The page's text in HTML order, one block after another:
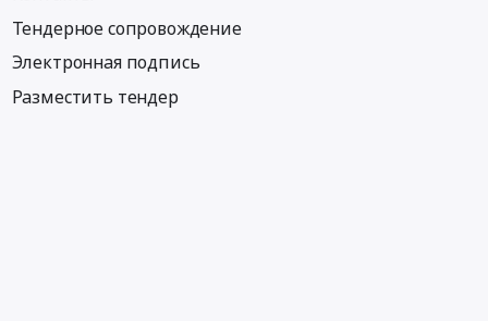
Тендерное сопровождение
Электронная подпись
Разместить тендер